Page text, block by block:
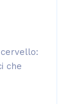
che